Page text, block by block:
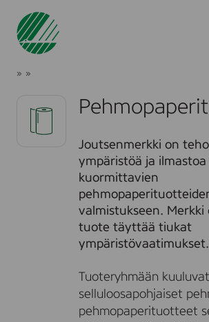
J
» »
m
p
Pehmopaperit
Joutsenmerkki on
ympäristöä ja
kuormittavien
valmistukseen.
tuote täyttää tiukat
ympäristövaatimukset.
Tuoteryhmään kuuluvat
selluloosapohjaiset
pehmopaperituotteet